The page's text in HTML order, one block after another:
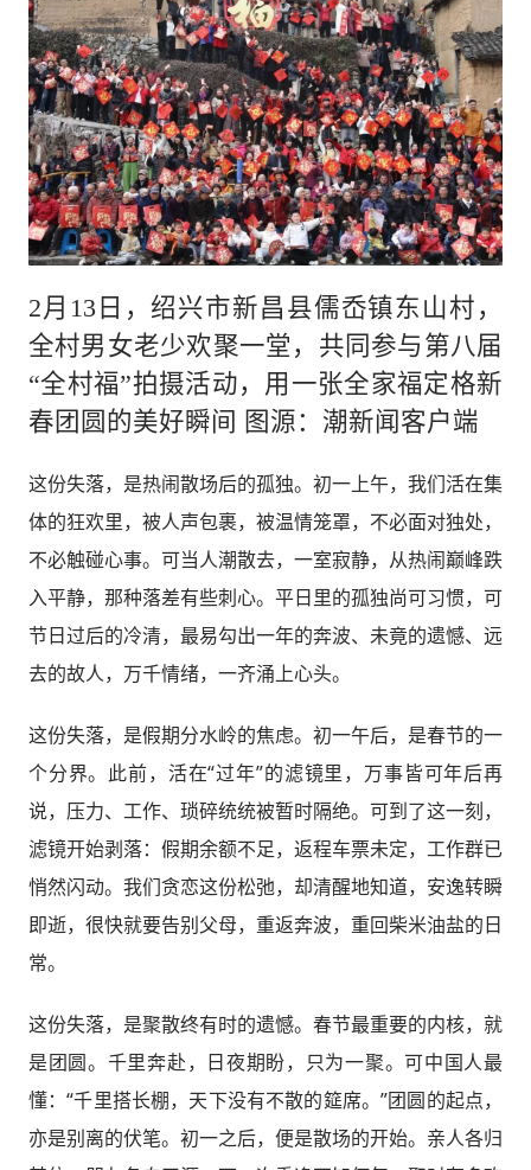
2月13日，绍兴市新昌县儒岙镇东山村，
全村男女老少欢聚一堂，共同参与第八届
“全村福”拍摄活动，用一张全家福定格新
春团圆的美好瞬间 图源：潮新闻客户端
这份失落，是热闹散场后的孤独。初一上午，我们活在集
体的狂欢里，被人声包裹，被温情笼罩，不必面对独处，
不必触碰心事。可当人潮散去，一室寂静，从热闹巅峰跌
入平静，那种落差有些刺心。平日里的孤独尚可习惯，可
节日过后的冷清，最易勾出一年的奔波、未竟的遗憾、远
去的故人，万千情绪，一齐涌上心头。
这份失落，是假期分水岭的焦虑。初一午后，是春节的一
个分界。此前，活在“过年”的滤镜里，万事皆可年后再
说，压力、工作、琐碎统统被暂时隔绝。可到了这一刻，
滤镜开始剥落：假期余额不足，返程车票未定，工作群已
悄然闪动。我们贪恋这份松弛，却清醒地知道，安逸转瞬
即逝，很快就要告别父母，重返奔波，重回柴米油盐的日
常。
这份失落，是聚散终有时的遗憾。春节最重要的内核，就
是团圆。千里奔赴，日夜期盼，只为一聚。可中国人最
懂：“千里搭长棚，天下没有不散的筵席。”团圆的起点，
亦是别离的伏笔。初一之后，便是散场的开始。亲人各归